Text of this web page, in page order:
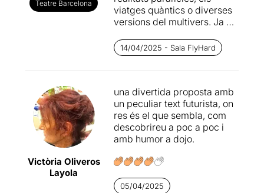
Teatre Barcelona
viatges quàntics o diverses
versions del multivers. Ja no
ficció als escenaris, i la
veritat és que en ocasions el
tema s’ha arribat a sofisticar
una peça petita, fins i tot
modesta, dins d’aquesta
mena de subgènere. Tot i
així, no podem subestimar el
seu encant ni la seva
enganxats a uns
personatges que lluiten per
somnis quasi inabastables.
14/04/2025 - Sala FlyHard
Victòria Oliveros
Layola
una divertida proposta amb
un peculiar text futurista, on
res és el que sembla, com
descobrireu a poc a poc i
amb humor a dojo.
05/04/2025